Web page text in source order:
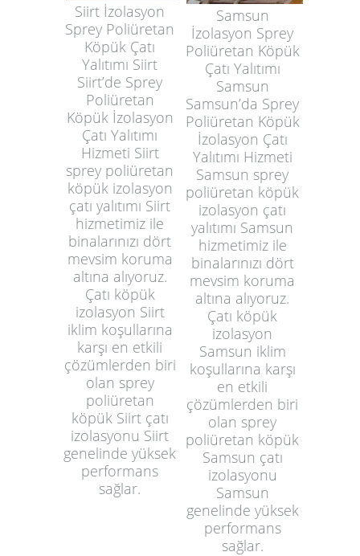
Siirt İzolasyon
Sprey Poliüretan
Köpük Çatı
Yalıtımı Siirt
Siirt’de Sprey
Poliüretan
Köpük İzolasyon
Çatı Yalıtımı
Hizmeti Siirt
sprey poliüretan
köpük izolasyon
çatı yalıtımı Siirt
hizmetimiz ile
binalarınızı dört
mevsim koruma
altına alıyoruz.
Çatı köpük
izolasyon Siirt
iklim koşullarına
karşı en etkili
çözümlerden biri
olan sprey
poliüretan
köpük Siirt çatı
izolasyonu Siirt
genelinde yüksek
performans
sağlar.
Samsun
İzolasyon Sprey
Poliüretan Köpük
Çatı Yalıtımı
Samsun
Samsun’da Sprey
Poliüretan Köpük
İzolasyon Çatı
Yalıtımı Hizmeti
Samsun sprey
poliüretan köpük
izolasyon çatı
yalıtımı Samsun
hizmetimiz ile
binalarınızı dört
mevsim koruma
altına alıyoruz.
Çatı köpük
izolasyon
Samsun iklim
koşullarına karşı
en etkili
çözümlerden biri
olan sprey
poliüretan köpük
Samsun çatı
izolasyonu
Samsun
genelinde yüksek
performans
sağlar.